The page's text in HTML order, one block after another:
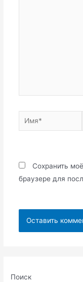
Поиск
Имя*
Сохранить
браузере для